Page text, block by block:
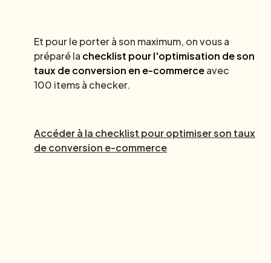
Et pour le porter à son maximum, on vous a
préparé la checklist pour l'optimisation de son
taux de conversion en e-commerceavec
100 items à checker.
Accéder à la checklist pour optimiser son taux
de conversion e-commerce